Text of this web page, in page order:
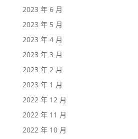
2023 年 6 月
2023 年 5 月
2023 年 4 月
2023 年 3 月
2023 年 2 月
2023 年 1 月
2022 年 12 月
2022 年 11 月
2022 年 10 月